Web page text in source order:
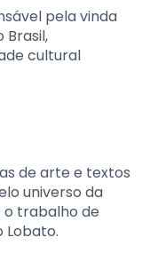
pela vinda
Brasil,
cultural
de arte e textos
universo da
trabalho de
Lobato.